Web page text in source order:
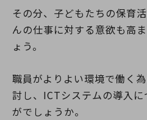
その分、子どもたちの保育
んの仕事に対する意欲も高
ょう。
職員がよりよい環境で働く
討し、ICTシステムの導入
がでしょうか。